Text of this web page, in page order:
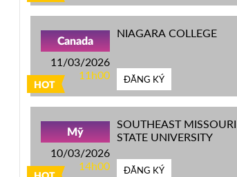
HOT
Canada
11/03/2026
11h00
NIAGARA COLLEGE
ĐĂNG KÝ
Mỹ
10/03/2026
14h00
SOUTHEAST MISSOURI
STATE UNIVERSITY
ĐĂNG KÝ